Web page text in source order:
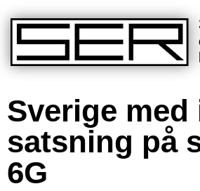
Sverige med
satsning på
6G